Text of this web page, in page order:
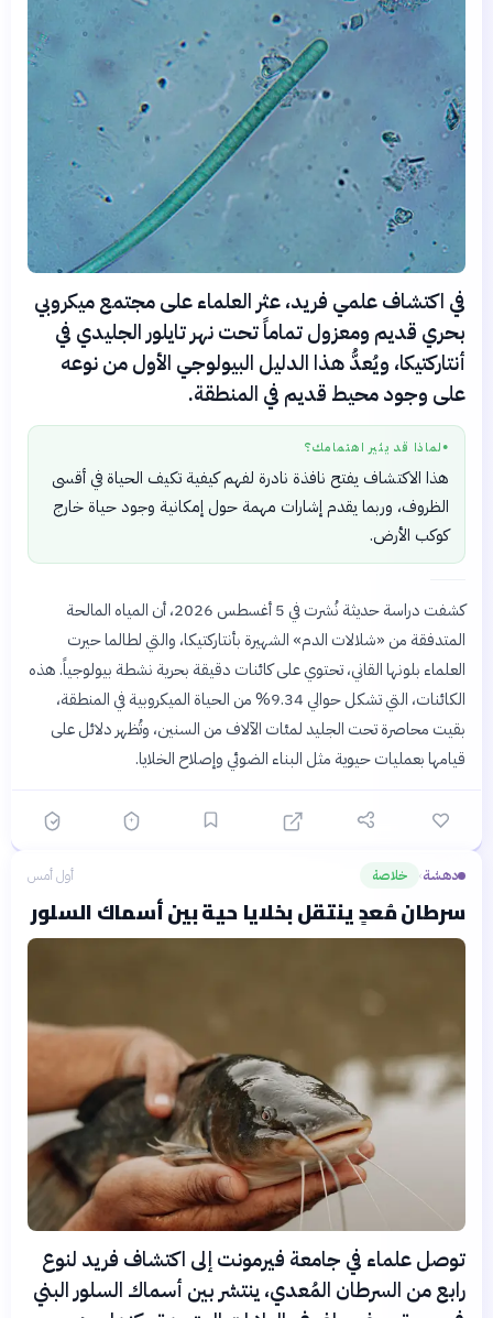
في اكتشاف علمي فريد، عثر العلماء على مجتمع ميكروبي
بحري قديم ومعزول تماماً تحت نهر تايلور الجليدي في
أنتاركتيكا، ويُعدُّ هذا الدليل البيولوجي الأول من نوعه
على وجود محيط قديم في المنطقة.
● لماذا قد يثير اهتمامك؟
هذا الاكتشاف يفتح نافذة نادرة لفهم كيفية تكيف الحياة في أقسى
الظروف، وربما يقدم إشارات مهمة حول إمكانية وجود حياة خارج
كوكب الأرض.
كشفت دراسة حديثة نُشرت في 5 أغسطس 2026، أن المياه المالحة
المتدفقة من «شلالات الدم» الشهيرة بأنتاركتيكا، والتي لطالما حيرت
العلماء بلونها القاني، تحتوي على كائنات دقيقة بحرية نشطة بيولوجياً. هذه
الكائنات، التي تشكل حوالي 9.34% من الحياة الميكروبية في المنطقة،
بقيت محاصرة تحت الجليد لمئات الآلاف من السنين، وتُظهر دلائل على
قيامها بعمليات حيوية مثل البناء الضوئي وإصلاح الخلايا.
دهشة› خلاصة أول أمس
سرطان مُعدٍ ينتقل بخلايا حية بين أسماك السلور
توصل علماء في جامعة فيرمونت إلى اكتشاف فريد لنوع
رابع من السرطان المُعدي، ينتشر بين أسماك السلور البني